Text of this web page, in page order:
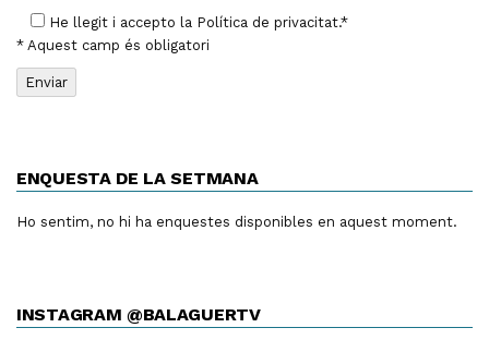
He llegit i accepto la Política de privacitat.*
* Aquest camp és obligatori
ENQUESTA DE LA SETMANA
Ho sentim, no hi ha enquestes disponibles en aquest moment.
INSTAGRAM @BALAGUERTV